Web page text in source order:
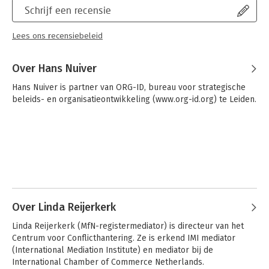
Schrijf een recensie
Lees ons recensiebeleid
Over Hans Nuiver
Hans Nuiver is partner van ORG-ID, bureau voor strategische
beleids- en organisatieontwikkeling (www.org-id.org) te Leiden.
Over Linda Reijerkerk
Linda Reijerkerk (MfN-registermediator) is directeur van het
Centrum voor Conflicthantering. Ze is erkend IMI mediator
(International Mediation Institute) en mediator bij de
International Chamber of Commerce Netherlands.